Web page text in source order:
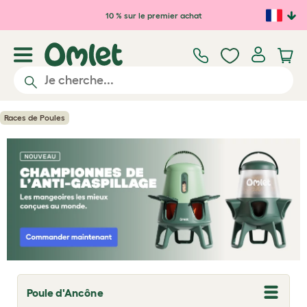
Passer au contenu principal
10 % sur le premier achat
Races de Poules
Poule d'Ancône
T